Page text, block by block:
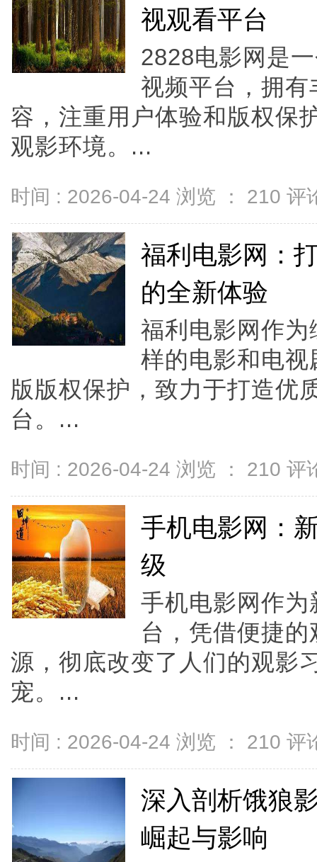
视观看平台
2828电影网是
视频平台，拥
容，注重用户体验和版权保
观影环境。...
时间 : 2026-04-24 浏览 ： 210 评
福利电影网：
的全新体验
福利电影网作
样的电影和电
版版权保护，致力于打造优
台。...
时间 : 2026-04-24 浏览 ： 210 评
手机电影网：
级
手机电影网作
台，凭借便捷
源，彻底改变了人们的观影
宠。...
时间 : 2026-04-24 浏览 ： 210 评
深入剖析饿狼
崛起与影响